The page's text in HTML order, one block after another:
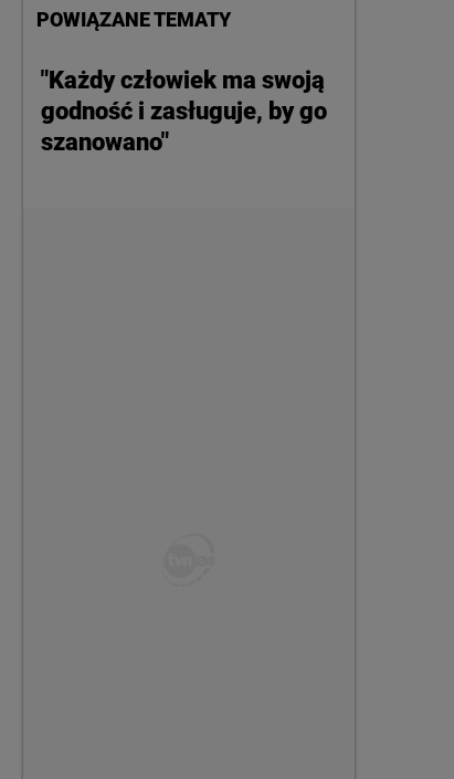
POWIĄZANE TEMATY
"Każdy człowiek ma swoją
godność i zasługuje, by go
szanowano"